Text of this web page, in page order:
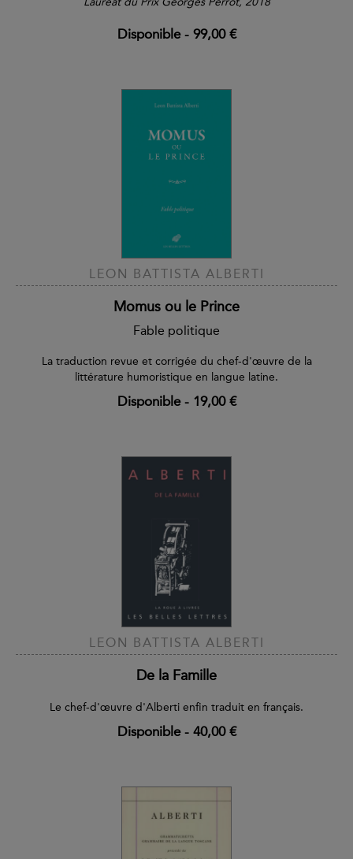
Disponible- 99,00 €
LEON BATTISTA ALBERTI
Momus ou le Prince
Fable politique
La traduction revue et corrigée du chef-d'œuvre de la
littérature humoristique en langue latine.
Disponible- 19,00 €
LEON BATTISTA ALBERTI
De la Famille
Le chef-d'œuvre d'Alberti enfin traduit en français.
Disponible- 40,00 €